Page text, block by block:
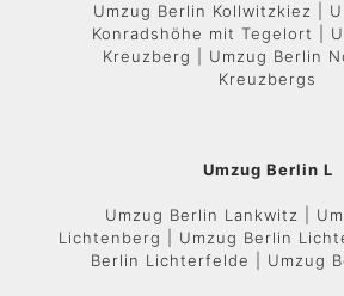
Umzug Berlin Kollwitzkiez |
Konradshöhe mit Tegelort |
Kreuzberg | Umzug Berlin
Kreuzbergs
Umzug Berlin L
Umzug Berlin Lankwitz |
Lichtenberg | Umzug Berlin
Berlin Lichterfelde | Umzug